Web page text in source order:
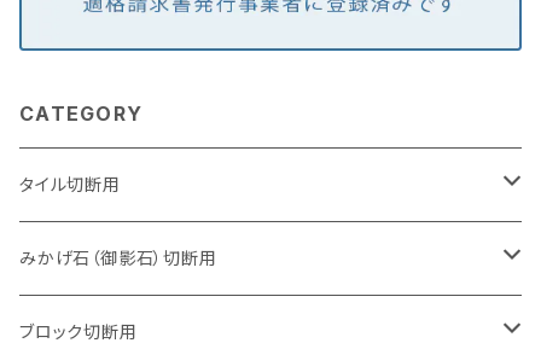
CATEGORY
タイル切断用
105mm（4インチ）
125mm（5インチ）
みかげ石（御影石）切断用
105mm（4インチ）
ブロック切断用